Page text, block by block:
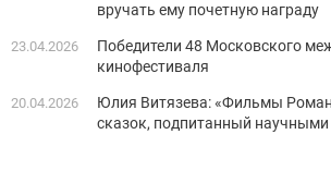
вручать ему почетную награду
23.04.2026
Победители 48 Московского
кинофестиваля
20.04.2026
Юлия Витязева: «Фильмы
сказок, подпитанный